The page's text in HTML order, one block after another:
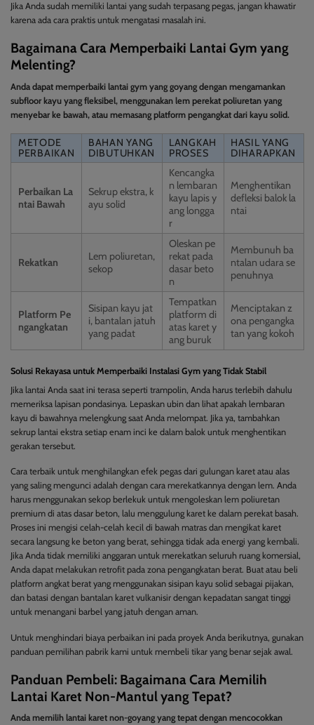
Jika Anda sudah memiliki lantai yang sudah terpasang pegas, jangan khawatir
karena ada cara praktis untuk mengatasi masalah ini.
Bagaimana Cara Memperbaiki Lantai Gym yang
Melenting?
Anda dapat memperbaiki lantai gym yang goyang dengan mengamankan
subfloor kayu yang fleksibel, menggunakan lem perekat poliuretan yang
menyebar ke bawah, atau memasang platform pengangkat dari kayu solid.
METODE
PERBAIKAN
BAHAN YANG
DIBUTUHKAN
LANGKAH
PROSES
HASIL YANG
DIHARAPKAN
Perbaikan La
ntai Bawah
Sekrup ekstra, k
ayu solid
Kencangka
n lembaran
kayu lapis y
ang longga
r
Menghentikan
defleksi balok la
ntai
Rekatkan
Lem poliuretan,
sekop
Oleskan pe
rekat pada
dasar beto
n
Membunuh ba
ntalan udara se
penuhnya
Platform Pe
ngangkatan
Sisipan kayu jat
i, bantalan jatuh
yang padat
Tempatkan
platform di
atas karet y
ang buruk
Menciptakan z
ona pengangka
tan yang kokoh
Solusi Rekayasa untuk Memperbaiki Instalasi Gym yang Tidak Stabil
Jika lantai Anda saat ini terasa seperti trampolin, Anda harus terlebih dahulu
memeriksa lapisan pondasinya. Lepaskan ubin dan lihat apakah lembaran
kayu di bawahnya melengkung saat Anda melompat. Jika ya, tambahkan
sekrup lantai ekstra setiap enam inci ke dalam balok untuk menghentikan
gerakan tersebut.
Cara terbaik untuk menghilangkan efek pegas dari gulungan karet atau alas
yang saling mengunci adalah dengan cara merekatkannya dengan lem. Anda
harus menggunakan sekop berlekuk untuk mengoleskan lem poliuretan
premium di atas dasar beton, lalu menggulung karet ke dalam perekat basah.
Proses ini mengisi celah-celah kecil di bawah matras dan mengikat karet
secara langsung ke beton yang berat, sehingga tidak ada energi yang kembali.
Jika Anda tidak memiliki anggaran untuk merekatkan seluruh ruang komersial,
Anda dapat melakukan retrofit pada zona pengangkatan berat. Buat atau beli
platform angkat berat yang menggunakan sisipan kayu solid sebagai pijakan,
dan batasi dengan bantalan karet vulkanisir dengan kepadatan sangat tinggi
untuk menangani barbel yang jatuh dengan aman.
Untuk menghindari biaya perbaikan ini pada proyek Anda berikutnya, gunakan
panduan pemilihan pabrik kami untuk membeli tikar yang benar sejak awal.
Panduan Pembeli: Bagaimana Cara Memilih
Lantai Karet Non-Mantul yang Tepat?
Anda memilih lantai karet non-goyang yang tepat dengan mencocokkan